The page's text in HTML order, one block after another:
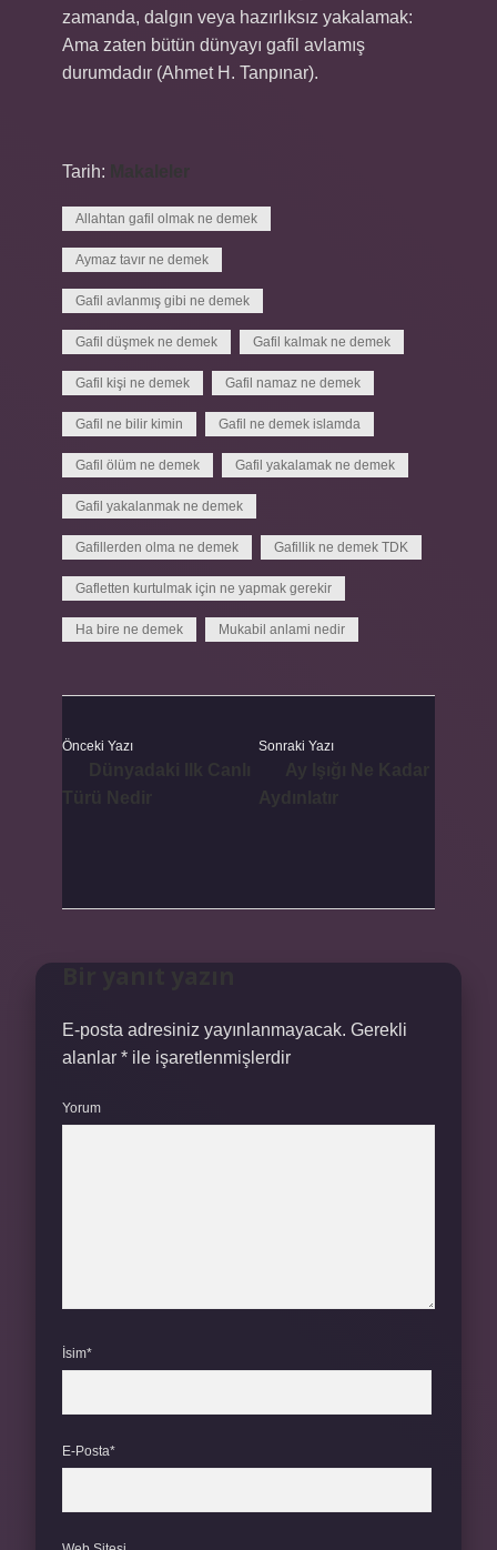
zamanda, dalgın veya hazırlıksız yakalamak:
Ama zaten bütün dünyayı gafil avlamış
durumdadır (Ahmet H. Tanpınar).
Tarih:
Allahtan gafil olmak ne demek
Aymaz tavır ne demek
Gafil avlanmış gibi ne demek
Gafil düşmek ne demek Gafil kalmak ne demek
Gafil kişi ne demek Gafil namaz ne demek
Gafil ne bilir kimin Gafil ne demek islamda
Gafil ölüm ne demek Gafil yakalamak ne demek
Gafil yakalanmak ne demek
Gafillerden olma ne demek Gafillik ne demek TDK
Gafletten kurtulmak için ne yapmak gerekir
Ha bire ne demek Mukabil anlami nedir
Önceki Yazı Sonraki Yazı
E-posta adresiniz yayınlanmayacak. Gerekli
alanlar * ile işaretlenmişlerdir
Yorum
İsim*
E-Posta*